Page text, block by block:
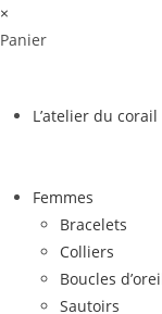
×
Panier
L’atelier du corail
Femmes
Bracelets
Colliers
Boucles
Sautoirs